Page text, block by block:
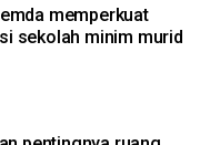
memperkuat
sekolah minim murid